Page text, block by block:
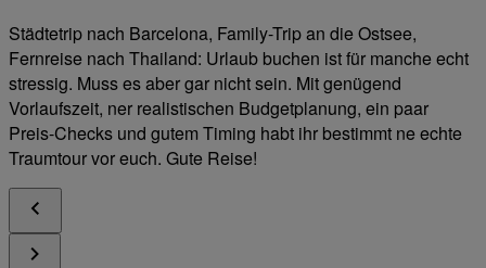
Städtetrip nach Barcelona, Family-Trip an die Ostsee,
Fernreise nach Thailand: Urlaub buchen ist für manche echt
stressig. Muss es aber gar nicht sein. Mit genügend
Vorlaufszeit, ner realistischen Budgetplanung, ein paar
Preis-Checks und gutem Timing habt ihr bestimmt ne echte
Traumtour vor euch. Gute Reise!